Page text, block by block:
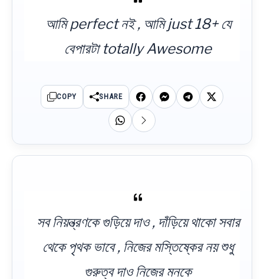
আমি perfect নই , আমি just 18+ যে
বেপারটা totally Awesome
COPY SHARE
সব নিয়ন্ত্রণকে গুড়িয়ে দাও , দাঁড়িয়ে থাকো সবার
থেকে পৃথক ভাবে , নিজের মস্তিষ্কের নয় শুধু
গুরুত্ব দাও নিজের মনকে